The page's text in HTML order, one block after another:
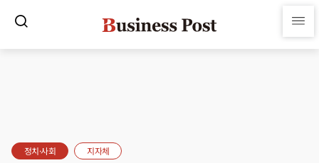
정치·사회 지자체